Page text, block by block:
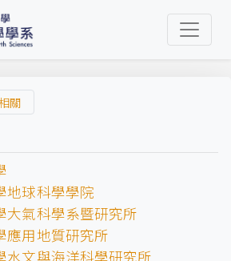
關
地球科學學院
大氣科學系暨研究所
應用地質研究所
水文與海洋科學研究所